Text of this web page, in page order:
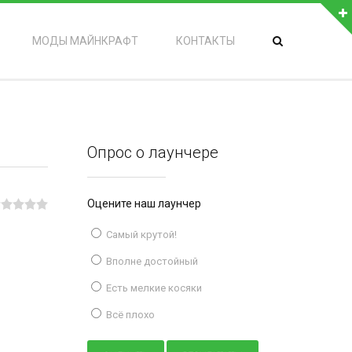
МОДЫ МАЙНКРАФТ КОНТАКТЫ
Опрос о лаунчере
Оцените наш лаунчер
Самый крутой!
Вполне достойный
Есть мелкие косяки
Всё плохо